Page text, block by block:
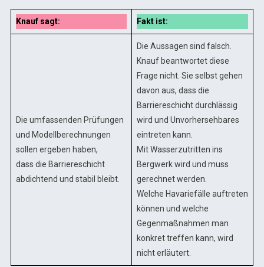
Knauf sagt: Fakt ist:
Die umfassenden Prüfungen
und Modellberechnungen
sollen ergeben haben,
dass die Barriereschicht
abdichtend und stabil bleibt.
Die Aussagen sind falsch.
Knauf beantwortet diese
Frage nicht. Sie selbst gehen
davon aus, dass die
Barriereschicht durchlässig
wird und Unvorhersehbares
eintreten kann.
Mit Wasserzutritten ins
Bergwerk wird und muss
gerechnet werden.
Welche Havariefälle auftreten
können und welche
Gegenmaßnahmen man
konkret treffen kann, wird
nicht erläutert.